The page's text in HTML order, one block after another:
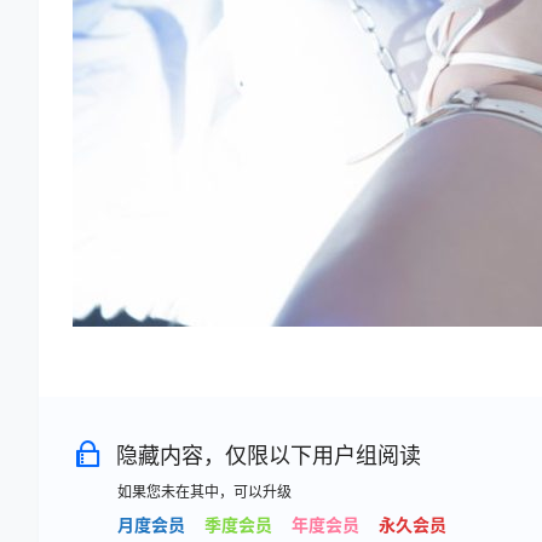
隐藏内容，仅限以下用户组阅读
如果您未在其中，可以升级
月度会员 季度会员 年度会员 永久会员